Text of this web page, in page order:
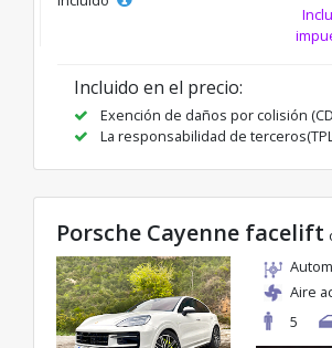
Incluido en el precio:
Exención de daños por colisión
La responsabilidad de
Porsche Cayenne facelift
Aire
5